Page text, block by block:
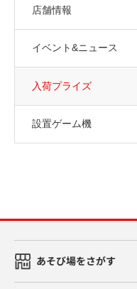
店舗情報
イベント&ニュース
入荷プライズ
設置ゲーム機
あそび場をさがす